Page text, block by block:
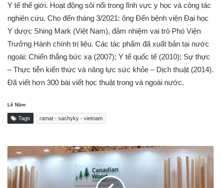
Y tế thế giới. Hoạt động sôi nổi trong lĩnh vực y học và công tác
nghiên cứu. Cho đến tháng 3/2021: ông Đến bệnh viện Đại học
Y dược Shing Mark (Việt Nam), đảm nhiệm vai trò Phó Viện
Trưởng Hành chính trị liệu. Các tác phẩm đã xuất bản tại nước
ngoài: Chiến thắng bức xạ (2007); Y tế quốc tế (2010); Sự thực
– Thực tiễn kiến thức và năng lực sức khỏe – Dịch thuật (2014).
Đã viết hơn 300 bài viết học thuật trong và ngoài nước.
Lê Năm
Tags ramat - sachyky - vietnam